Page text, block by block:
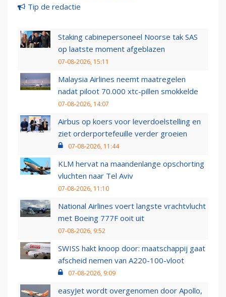
Tip de redactie
Staking cabinepersoneel Noorse tak SAS
op laatste moment afgeblazen
07-08-2026, 15:11
Malaysia Airlines neemt maatregelen
nadat piloot 70.000 xtc-pillen smokkelde
07-08-2026, 14:07
Airbus op koers voor leverdoelstelling en
ziet orderportefeuille verder groeien
07-08-2026, 11:44
KLM hervat na maandenlange opschorting
vluchten naar Tel Aviv
07-08-2026, 11:10
National Airlines voert langste vrachtvlucht
met Boeing 777F ooit uit
07-08-2026, 9:52
SWISS hakt knoop door: maatschappij gaat
afscheid nemen van A220-100-vloot
07-08-2026, 9:09
easyJet wordt overgenomen door Apollo,